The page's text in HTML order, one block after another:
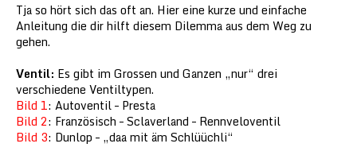
Tja so hört sich das oft an. Hier eine kurze und einfache
Anleitung die dir hilft diesem Dilemma aus dem Weg zu
gehen.
Ventil: Es gibt im Grossen und Ganzen „nur“ drei
verschiedene Ventiltypen.
Bild 1: Autoventil – Presta
Bild 2: Französisch – Sclaverland – Rennveloventil
Bild 3: Dunlop – „daa mit äm Schlüüchli“